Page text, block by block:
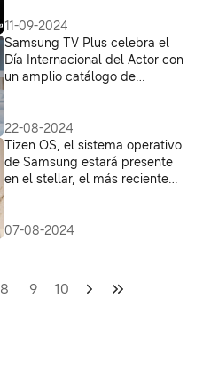
11-09-2024
Samsung TV Plus celebra el
Día Internacional del Actor con
un amplio catálogo de
22-08-2024
Tizen OS, el sistema operativo
de Samsung estará presente
en el stellar, el más reciente
07-08-2024
8 9 10